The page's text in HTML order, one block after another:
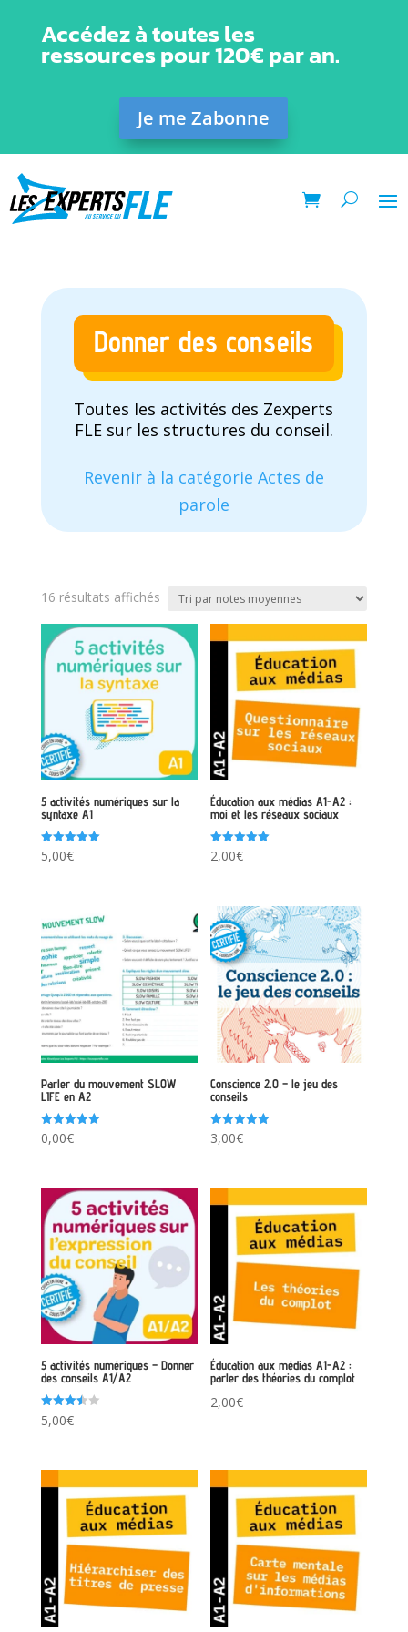
Accédez à toutes les
ressources pour 120€ par an.
Je me Zabonne
Donner des conseils
Toutes les activités des Zexperts
FLE sur les structures du conseil.
Revenir à la catégorie Actes de
parole
16 résultats affichésTrié
note
moyenne
5 activités numériques sur la
syntaxe A1
Note
5.00
5,00€
Éducation aux médias A1-A2 :
moi et les réseaux sociaux
Note
5.00
2,00€
Parler du mouvement SLOW
LIFE en A2
Note
5.00
0,00€
Conscience 2.0 – le jeu des
conseils
Note
5.00
3,00€
5 activités numériques – Donner
des conseils A1/A2
Note
3.50
5,00€
Éducation aux médias A1-A2 :
parler des théories du complot
2,00€